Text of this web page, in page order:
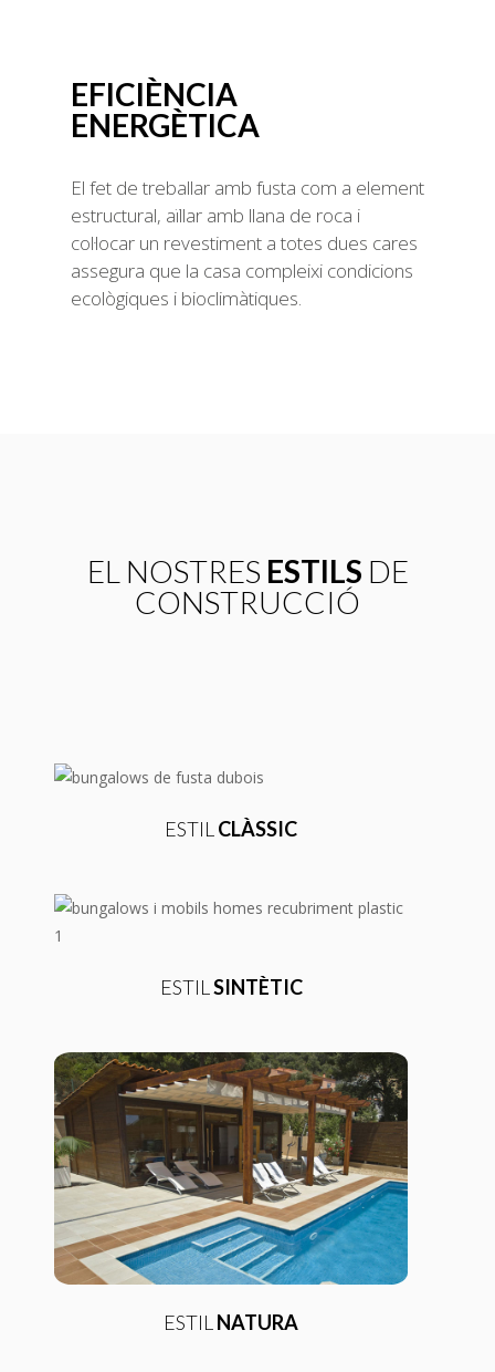
EFICIÈNCIA
ENERGÈTICA
El fet de treballar amb fusta com a element
estructural, aïllar amb llana de roca i
col·locar un revestiment a totes dues cares
assegura que la casa compleixi condicions
ecològiques i bioclimàtiques.
EL NOSTRES ESTILS DE
CONSTRUCCIÓ
ESTIL CLÀSSIC
ESTIL SINTÈTIC
ESTIL NATURA